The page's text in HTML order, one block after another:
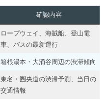
確認内容
ロープウェイ、海賊船、登山電
車、バスの最新運行
箱根湯本・大涌谷周辺の渋滞傾向
東名・圏央道の渋滞予測、当日の
交通情報